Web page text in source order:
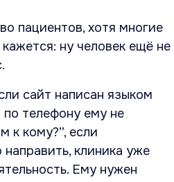
пациентов, хотя многие
ну человек ещё не
сайт написан языком
по телефону ему не
к кому?”, если
клиника уже
Ему нужен